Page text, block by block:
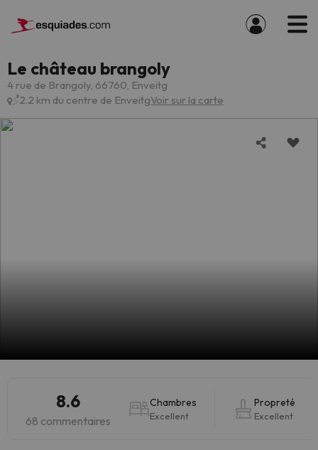
Le château brangoly
4 rue de Brangoly, 66760, Enveitg
2.2 km du centre de EnveitgVoir sur la carte
8.6
68 commentaires
Chambres
Excellent
Propreté
Excellent